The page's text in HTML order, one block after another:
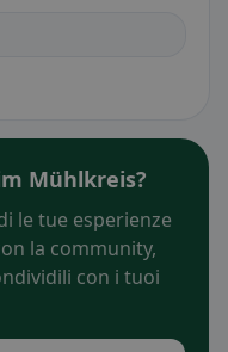
Mühlkreis?
le tue esperienze
la community,
con i tuoi